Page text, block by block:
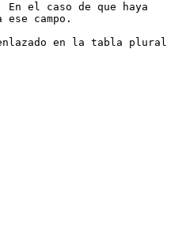
el caso de que haya
campo.
en la tabla plural